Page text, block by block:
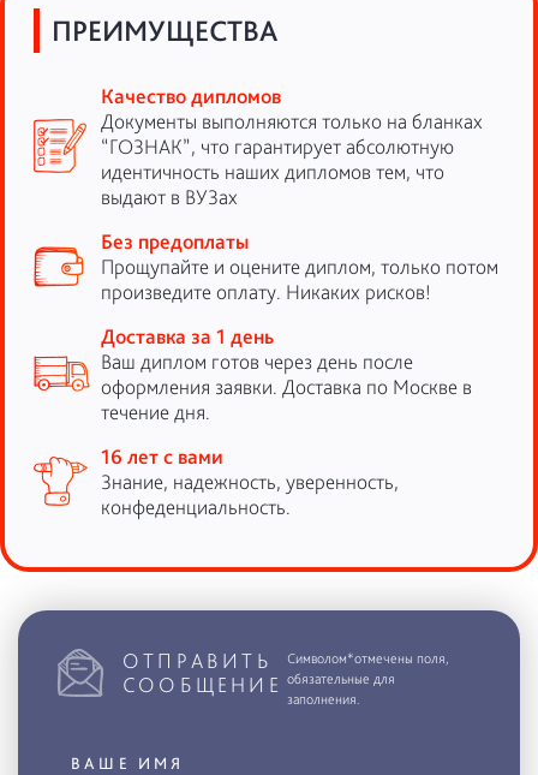
ПРЕИМУЩЕСТВА
Качество дипломов
Документы выполняются только на бланках
“ГОЗНАК”, что гарантирует абсолютную
идентичность наших дипломов тем, что
выдают в ВУЗах
Без предоплаты
Прощупайте и оцените диплом, только потом
произведите оплату. Никаких рисков!
Доставка за 1 день
Ваш диплом готов через день после
оформления заявки. Доставка по Москве в
течение дня.
16 лет с вами
Знание, надежность, уверенность,
конфеденциальность.
ОТПРАВИТЬ
СООБЩЕНИЕ
Символом*отмечены поля,
обязательные для
заполнения.